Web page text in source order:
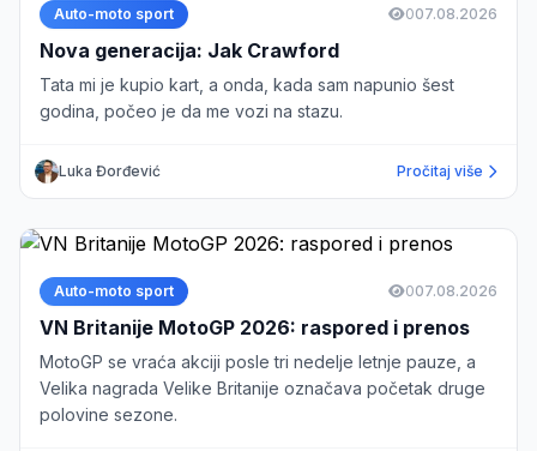
Auto-moto sport 007.08.2026
Nova generacija: Jak Crawford
Tata mi je kupio kart, a onda, kada sam napunio šest
godina, počeo je da me vozi na stazu.
Luka Đorđević Pročitaj više
Auto-moto sport 007.08.2026
VN Britanije MotoGP 2026: raspored i prenos
MotoGP se vraća akciji posle tri nedelje letnje pauze, a
Velika nagrada Velike Britanije označava početak druge
polovine sezone.